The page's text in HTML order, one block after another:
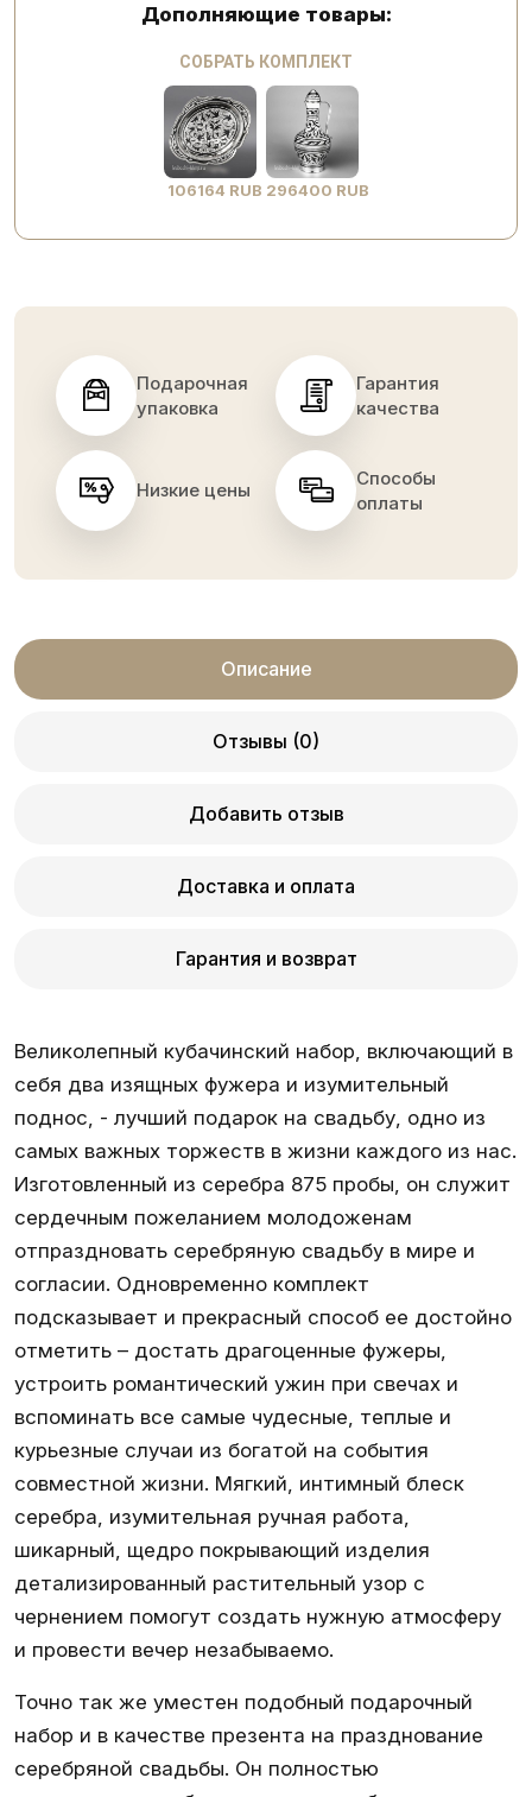
Дополняющие товары:
СОБРАТЬ КОМПЛЕКТ
106164 RUB 296400 RUB
Подарочная
упаковка
Гарантия
качества
Низкие цены
Способы
оплаты
Описание
Отзывы (0)
Добавить отзыв
Доставка и оплата
Гарантия и возврат
Великолепный кубачинский набор, включающий в
себя два изящных фужера и изумительный
поднос, - лучший подарок на свадьбу, одно из
самых важных торжеств в жизни каждого из нас.
Изготовленный из серебра 875 пробы, он служит
сердечным пожеланием молодоженам
отпраздновать серебряную свадьбу в мире и
согласии. Одновременно комплект
подсказывает и прекрасный способ ее достойно
отметить – достать драгоценные фужеры,
устроить романтический ужин при свечах и
вспоминать все самые чудесные, теплые и
курьезные случаи из богатой на события
совместной жизни. Мягкий, интимный блеск
серебра, изумительная ручная работа,
шикарный, щедро покрывающий изделия
детализированный растительный узор с
чернением помогут создать нужную атмосферу
и провести вечер незабываемо.
Точно так же уместен подобный подарочный
набор и в качестве презента на празднование
серебряной свадьбы. Он полностью